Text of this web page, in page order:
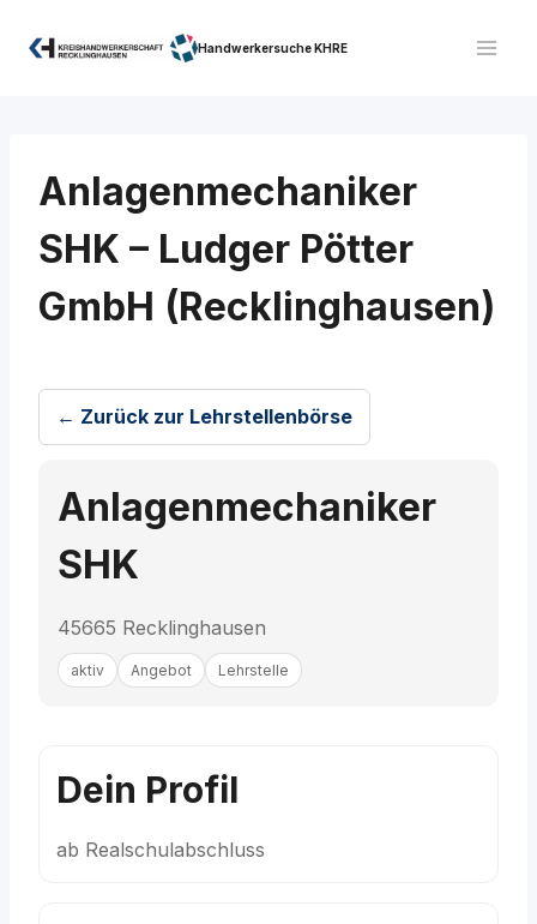
Inhalt
Handwerkersuche KHRE
Anlagenmechaniker
SHK – Ludger Pötter
GmbH (Recklinghausen)
← Zurück zur Lehrstellenbörse
Anlagenmechaniker
SHK
45665 Recklinghausen
aktiv Angebot Lehrstelle
Dein Profil
ab Realschulabschluss